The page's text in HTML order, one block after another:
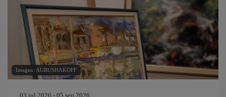
Imagen: AURUSHAKOFF
03 jul 2026 - 05 sep 2026